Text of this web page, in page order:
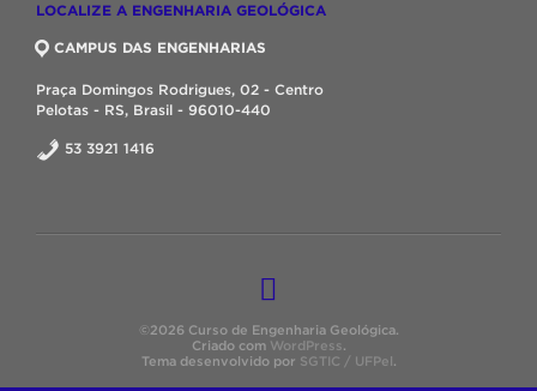
LOCALIZE A ENGENHARIA GEOLÓGICA
CAMPUS DAS ENGENHARIAS
Praça Domingos Rodrigues, 02 - Centro
Pelotas - RS, Brasil - 96010-440
53 3921 1416
©2026 Curso de Engenharia Geológica.
Criado com WordPress.
Tema desenvolvido por SGTIC / UFPel.